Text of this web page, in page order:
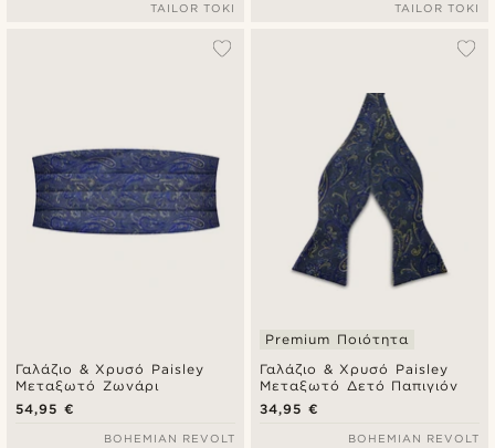
TAILOR TOKI TAILOR TOKI
Γαλάζιο & Χρυσό Paisley
Μεταξωτό Ζωνάρι
54,95 €
BOHEMIAN REVOLT
Γαλάζιο & Χρυσό Paisley
Μεταξωτό Δετό Παπιγιόν
Premium Ποιότητα
34,95 €
BOHEMIAN REVOLT